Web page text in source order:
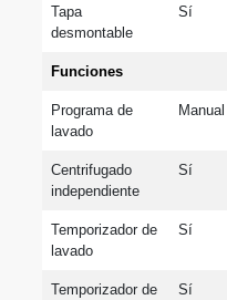
Tapa
desmontable
Sí
Funciones
Programa de
lavado
Manual
Centrifugado
independiente
Sí
Temporizador de
lavado
Sí
Temporizador de
Sí